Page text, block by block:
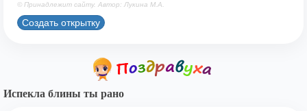
© Принадлежит сайту. Автор: Лукина М.А.
Создать открытку
Испекла блины ты рано